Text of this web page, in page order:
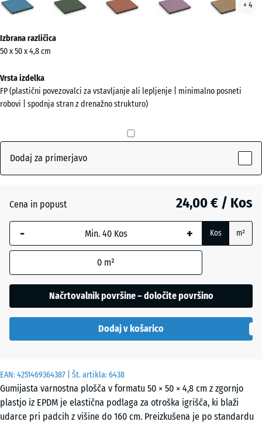
EAN:4251469364387 | Št. artikla:6438
Gumijasta varnostna plošča v formatu 50 × 50 × 4,8 cm z zgornjo
plastjo iz EPDM je elastična podlaga za otroška igrišča, ki blaži
udarce pri padcih z višine do 160 cm. Preizkušena je po standardu
(active)
+ 4
informacij
o
barvah?
Prikaži
barvno
(active)
trata
Etna
Levandula
Sivi
granit
Izbrana različica
50 x 50 x 4,8 cm
Vrsta izdelka
FP (plastični povezovalci za vstavljanje ali lepljenje | minimalno posneti
robovi | spodnja stran z drenažno strukturo)
Dodaj za primerjavo
Cena in popust 24,00 € / Kos
- + Kos m²
0 m²
Načrtovalnik površine – določite površino
Dodaj v košarico